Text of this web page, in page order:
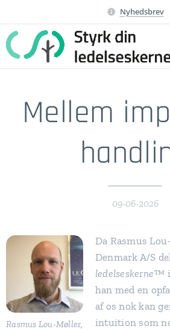
Nyhedsbrev
Mellem
09-06-2026
Rasmus Lou-Møller,
Da Rasmus
Denmark A/S
ledelseskerne™
han med en
af os nok kan
intuition som